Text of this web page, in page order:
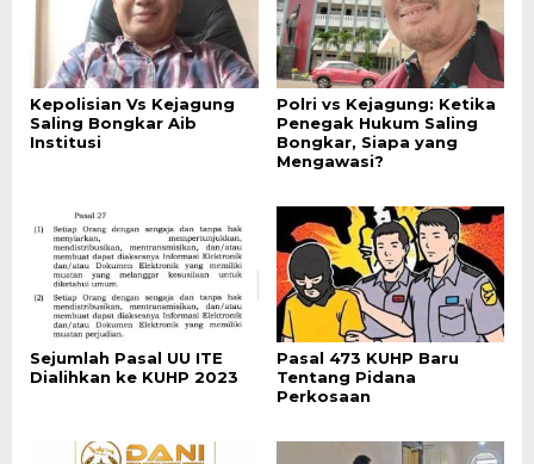
Kepolisian Vs Kejagung
Saling Bongkar Aib
Institusi
Polri vs Kejagung: Ketika
Penegak Hukum Saling
Bongkar, Siapa yang
Mengawasi?
Sejumlah Pasal UU ITE
Dialihkan ke KUHP 2023
Pasal 473 KUHP Baru
Tentang Pidana
Perkosaan